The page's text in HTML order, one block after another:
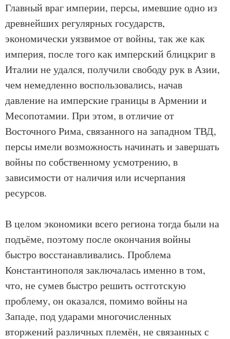
Главный враг империи, персы, имевшие одно из
древнейших регулярных государств,
экономически уязвимое от войны, так же как
империя, после того как имперский блицкриг в
Италии не удался, получили свободу рук в Азии,
чем немедленно воспользовались, начав
давление на имперские границы в Армении и
Месопотамии. При этом, в отличие от
Восточного Рима, связанного на западном ТВД,
персы имели возможность начинать и завершать
войны по собственному усмотрению, в
зависимости от наличия или исчерпания
ресурсов.
В целом экономики всего региона тогда были на
подъёме, поэтому после окончания войны
быстро восстанавливались. Проблема
Константинополя заключалась именно в том,
что, не сумев быстро решить остготскую
проблему, он оказался, помимо войны на
Западе, под ударами многочисленных
вторжений различных племён, не связанных с